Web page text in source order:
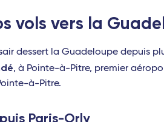
vols vers la
dessert la Guadeloupe depuis
, à Pointe-à-Pitre, premier
à-Pitre.
Paris-Orly